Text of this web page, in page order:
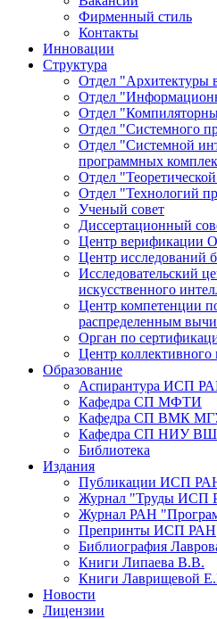
Фирменный стиль
Контакты
Инновации
Структура
Отдел "Архитектуры
Отдел
Отдел
Отдел "Системного
Отдел "Системной
программных
Отдел
Отдел "Технологий
Ученый совет
Диссертационный
Центр верификации
Центр исследований
Исследовательский
искусственного
Центр компетенции
распределенным
Орган по
Центр
Образование
Аспирантура ИСП
Кафедра СП МФТИ
Кафедра СП ВМК
Кафедра СП НИУ
Библиотека
Издания
Публикации ИСП
Журнал "Труды ИСП
Журнал РАН
Препринты ИСП РАН
Библиография
Книги Липаева В.В.
Книги Лаврищевой
Новости
Лицензии